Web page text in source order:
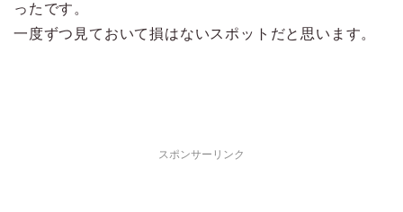
ったです。
一度ずつ見ておいて損はないスポットだと思います。
スポンサーリンク